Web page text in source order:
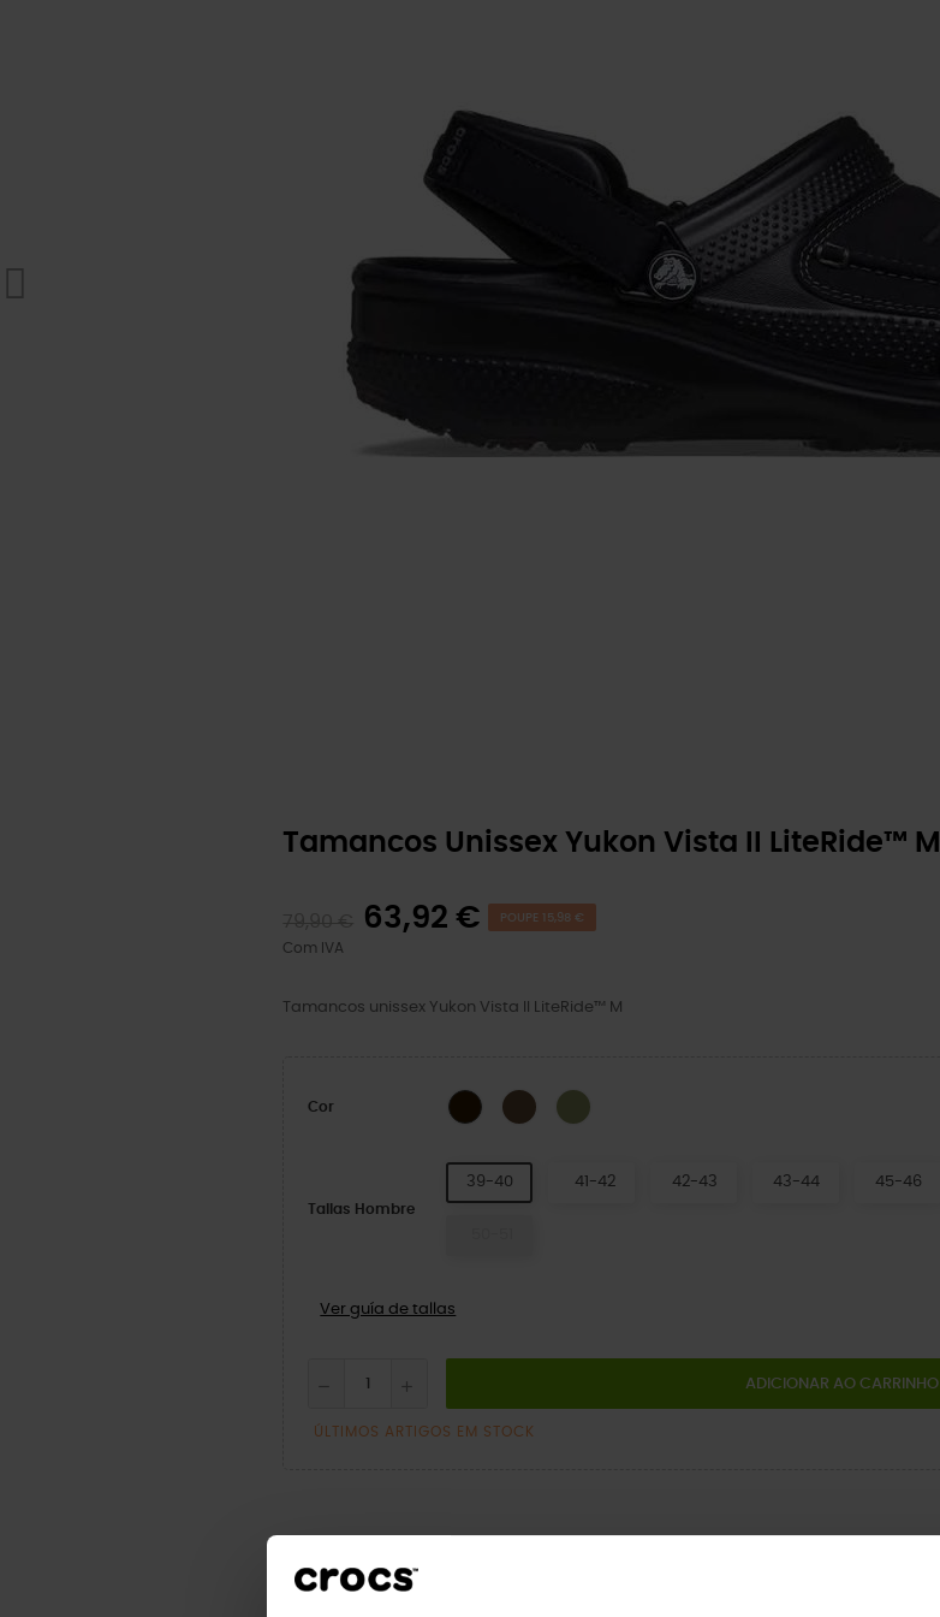
Tamancos Unissex Yukon Vista II LiteRide™ M
63,92 € POUPE 15,98 €
Com IVA
Tamancos unissex Yukon Vista II LiteRide™ M
Cor Preto/Cinzento Ardósia
Espresso/Mushroom
Exército Verde
Tallas Hombre
39-40 41-42 42-43 43-44 45-46
Ver guía de tallas
ADICIONAR AO CARRINHO
ÚLTIMOS ARTIGOS EM STOCK
Descrição